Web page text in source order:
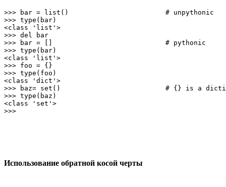
>>> bar = list()                        # unpythonic
>>> type(bar)
<class 'list'>
>>> del bar
>>> bar = []                            # pythonic
>>> type(bar)
<class 'list'>
>>> foo = {}
>>> type(foo)
<class 'dict'>
>>> baz= set()                          # {} is a
>>> type(baz)
<class 'set'>
Использование обратной косой черты